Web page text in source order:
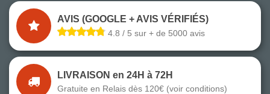
AVIS (GOOGLE + AVIS VÉRIFIÉS)
4.8 / 5 sur + de 5000 avis
LIVRAISON en 24H à 72H
Gratuite en Relais dès 120€ (voir conditions)